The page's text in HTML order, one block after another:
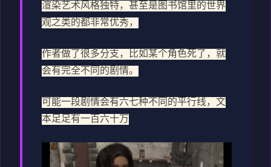
渲染艺术风格独特，甚至是图书馆里的世界
观之类的都非常优秀，
作者做了很多分支，比如某个角色死了，就
会有完全不同的剧情。
可能一段剧情会有六七种不同的平行线，文
本足足有一百六十万